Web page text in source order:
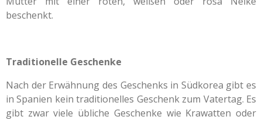
beschenkt.
Traditionelle Geschenke
Nach der Erwähnung des Geschenks in Südkorea gibt es
in Spanien kein traditionelles Geschenk zum Vatertag. Es
gibt zwar viele übliche Geschenke wie Krawatten oder